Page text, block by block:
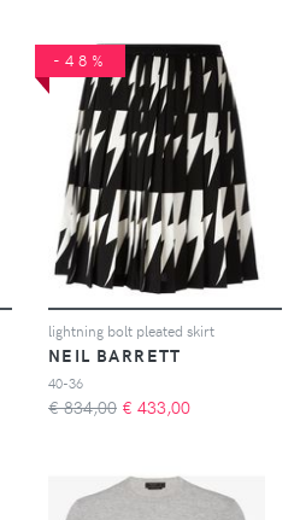
-48%
lightning bolt pleated skirt
NEIL BARRETT
40-36
€ 834,00 € 433,00